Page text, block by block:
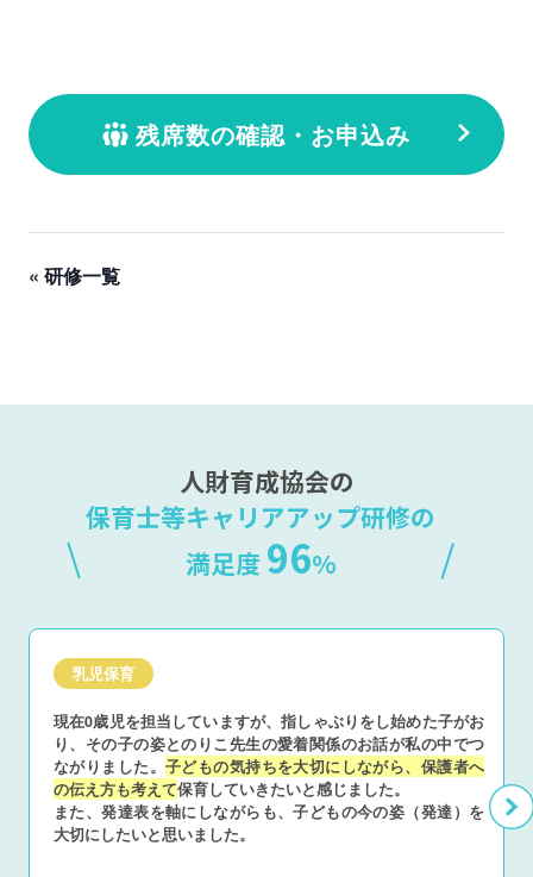
残席数の確認・お申込み
« 研修一覧
人財育成協会の
保育士等キャリアアップ研修の
満足度 96%
乳児保育
現在0歳児を担当していますが、指しゃぶりをし始めた子がお
り、その子の姿とのりこ先生の愛着関係のお話が私の中でつ
ながりました。 子どもの気持ちを大切にしながら、保護者へ
の伝え方も考えて保育していきたいと感じました。
また、発達表を軸にしながらも、子どもの今の姿（発達）を
大切にしたいと思いました。